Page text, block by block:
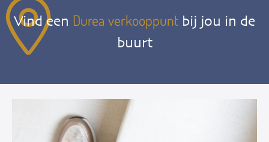
Vind een Durea verkooppunt bij jou in de
buurt